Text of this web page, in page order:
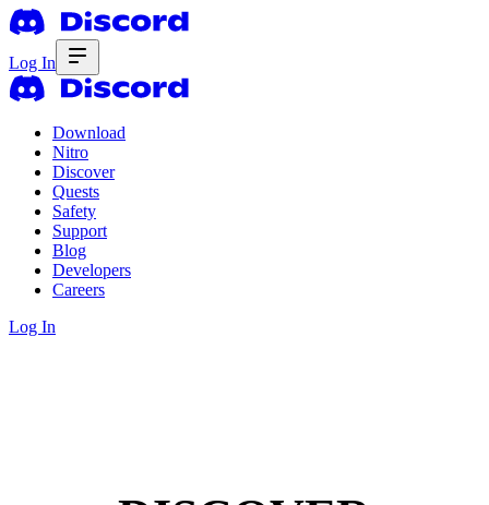
Log In
Download
Nitro
Discover
Quests
Safety
Support
Blog
Developers
Careers
Log In